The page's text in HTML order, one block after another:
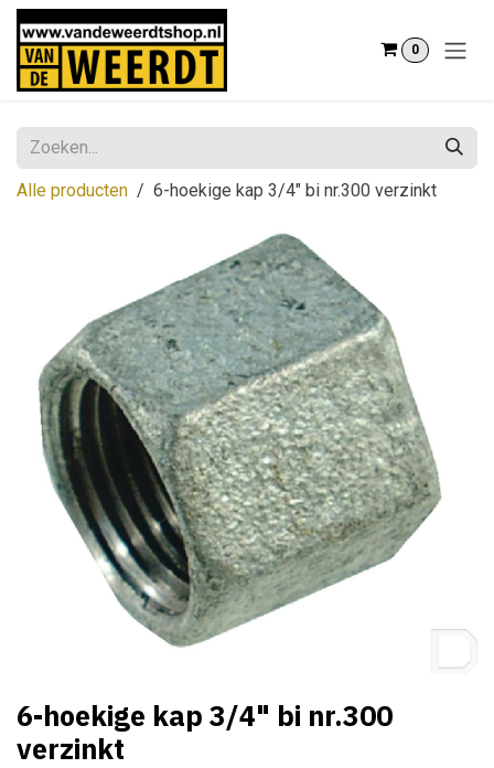
Overslaan naar inhoud
0
Alle producten 6-hoekige kap 3/4" bi nr.300 verzinkt
6-hoekige kap 3/4" bi nr.300
verzinkt